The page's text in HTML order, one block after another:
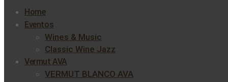
Home
Eventos
Wines & Music
Classic Wine Jazz
Vermut AVA
VERMUT BLANCO AVA